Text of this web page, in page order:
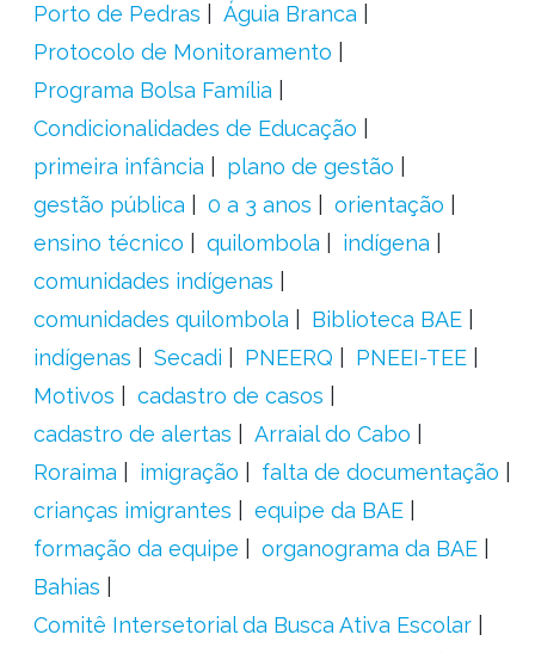
Porto de Pedras
Águia Branca
Protocolo de Monitoramento
Programa Bolsa Família
Condicionalidades de Educação
primeira infância
plano de gestão
gestão pública
0 a 3 anos
orientação
ensino técnico
quilombola
indígena
comunidades indígenas
comunidades quilombola
Biblioteca BAE
indígenas
Secadi PNEERQ
PNEEI-TEE
Motivos
cadastro de casos
cadastro de alertas
Arraial do Cabo
Roraima
imigração
falta de documentação
crianças imigrantes
equipe da BAE
formação da equipe
organograma da BAE
Bahias
Comitê Intersetorial da Busca Ativa Escolar